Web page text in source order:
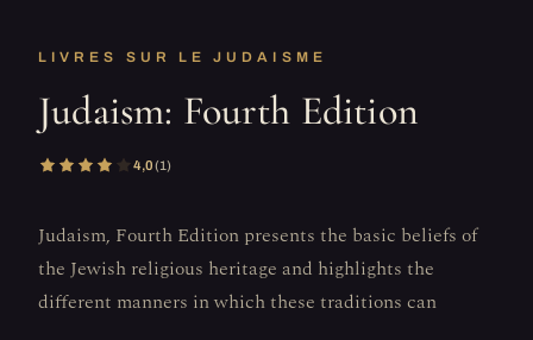
LIVRES SUR LE JUDAISME
Judaism: Fourth Edition
4,0(1)
Judaism, Fourth Edition presents the basic beliefs of
the Jewish religious heritage and highlights the
different manners in which these traditions can